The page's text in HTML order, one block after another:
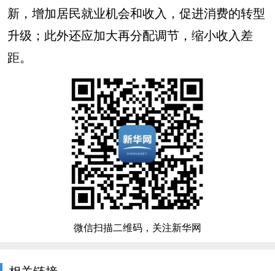
新，增加居民就业机会和收入，促进消费的转型
升级；此外还应加大再分配调节，缩小收入差
距。
微信扫描二维码，关注新华网